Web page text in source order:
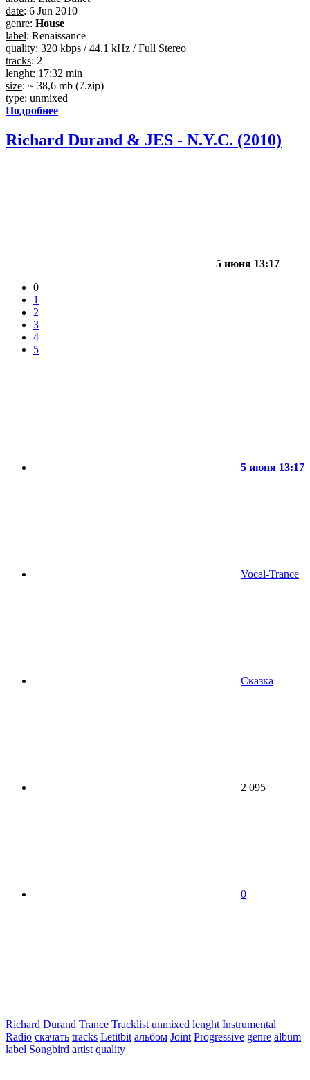
date: 6 Jun 2010
genre: House
label: Renaissance
quality: 320 kbps / 44.1 kHz / Full Stereo
tracks: 2
lenght: 17:32 min
size: ~ 38,6 mb (7.zip)
type: unmixed
Подробнее
Richard Durand & JES - N.Y.C. (2010)
5 июня 13:17
0
1
2
3
4
5
5 июня 13:17
Vocal-Trance
Сказка
2 095
0
Richard Durand Trance Tracklist unmixed lenght Instrumental
Radio скачать tracks Letitbit альбом Joint Progressive genre album
label Songbird artist quality